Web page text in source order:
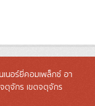
นอร์ยี่คอมเพล็กซ์ อา
ตุจักร เขตจตุจักร